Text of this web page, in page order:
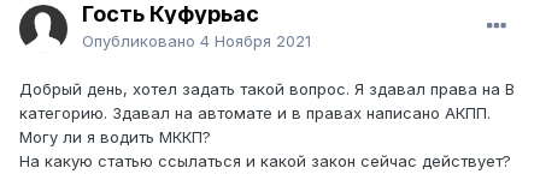
Гость Куфурьас
Опубликовано 4 Ноября 2021
Добрый день, хотел задать такой вопрос. Я здавал права на В
категорию. Здавал на автомате и в правах написано АКПП.
Могу ли я водить МККП?
На какую статью ссылаться и какой закон сейчас действует?